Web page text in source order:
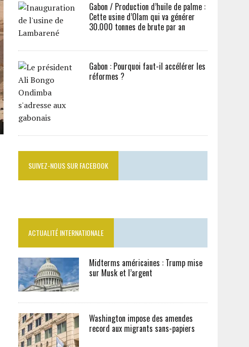
Gabon / Production d’huile de palme :
Cette usine d’Olam qui va générer
30.000 tonnes de brute par an
Gabon : Pourquoi faut-il accélérer les
réformes ?
SUIVEZ-NOUS SUR FACEBOOK
ACTUALITÉ INTERNATIONALE
Midterms américaines : Trump mise
sur Musk et l’argent
Washington impose des amendes
record aux migrants sans-papiers